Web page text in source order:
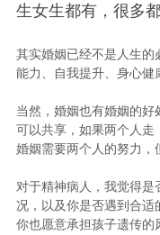
生女生都有，很多
其实婚姻已经不是人生的
能力
自我提升、 身心健
当然，婚姻也有婚姻的
可以共享，如果两个人走
婚姻需要两个人的努力，
对于精神病人，我觉得
况，以及你是否遇到合适
你也愿意承担孩子遗传的